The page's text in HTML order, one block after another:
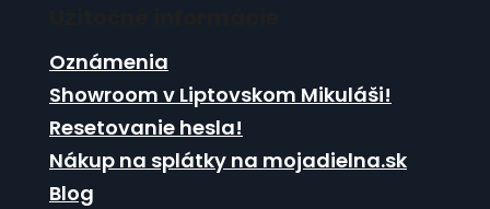
Oznámenia
Showroom v Liptovskom Mikuláši!
Resetovanie hesla!
Nákup na splátky na mojadielna.sk
Blog